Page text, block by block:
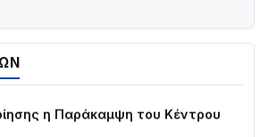
μέρος στο Λυγιά Ναυπάκτου